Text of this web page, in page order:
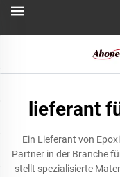
lieferant
Ein Lieferant von
Partner in der Branche
stellt spezialisierte